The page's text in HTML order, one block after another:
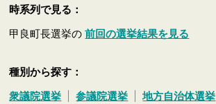
時系列で見る：
甲良町長選挙の前回の選挙結果を見る
種別から探す：
衆議院選挙 参議院選挙 地方自治体選挙